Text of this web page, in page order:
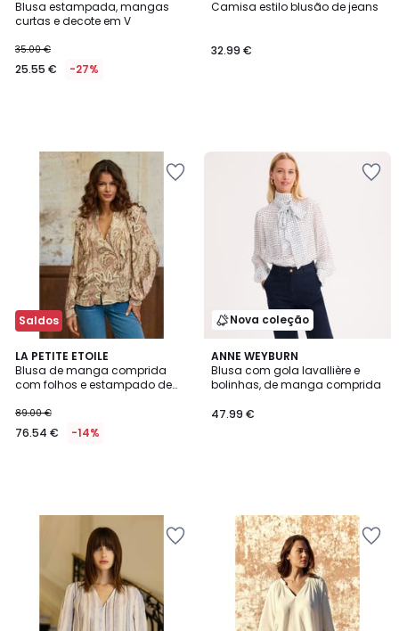
Blusa estampada, mangas
curtas e decote em V
35.00 €
25.55 € -27%
Camisa estilo blusão de jeans
32.99 €
Saldos
LA PETITE ETOILE
Blusa de manga comprida
com folhos e estampado de
89.00 €
76.54 € -14%
Nova coleção
ANNE WEYBURN
Blusa com gola lavallière e
bolinhas, de manga comprida
47.99 €